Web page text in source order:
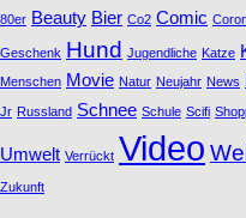
80er Beauty Bier Co2 Comic
Geschenk Hund Jugendliche Katze
Menschen Movie Natur Neujahr News
Jr Russland Schnee Schule Scifi
Umwelt Verrückt Video
Zukunft